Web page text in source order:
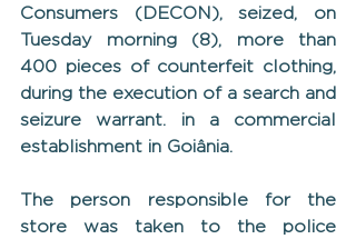
Consumers (DECON), seized, on
Tuesday morning (8), more than
400 pieces of counterfeit clothing,
during the execution of a search and
seizure warrant. in a commercial
establishment in Goiânia.
The person responsible for the
store was taken to the police